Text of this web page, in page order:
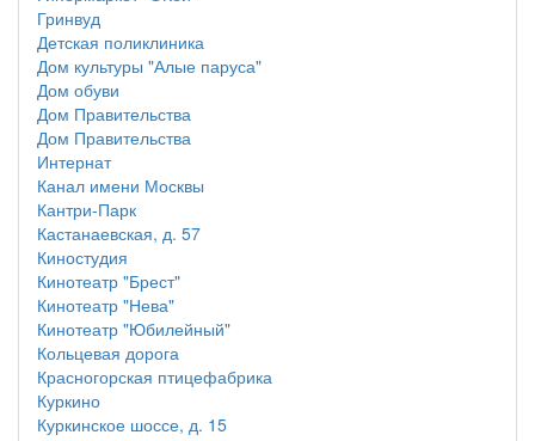
Гринвуд
Детская поликлиника
Дом культуры "Алые паруса"
Дом обуви
Дом Правительства
Дом Правительства
Интернат
Канал имени Москвы
Кантри-Парк
Кастанаевская, д. 57
Киностудия
Кинотеатр "Брест"
Кинотеатр "Нева"
Кинотеатр "Юбилейный"
Кольцевая дорога
Красногорская птицефабрика
Куркино
Куркинское шоссе, д. 15